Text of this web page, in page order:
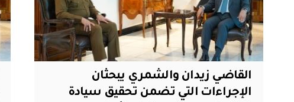
القاضي زيدان والشمري يبحثان
الإجراءات التي تضمن تحقيق سيادة